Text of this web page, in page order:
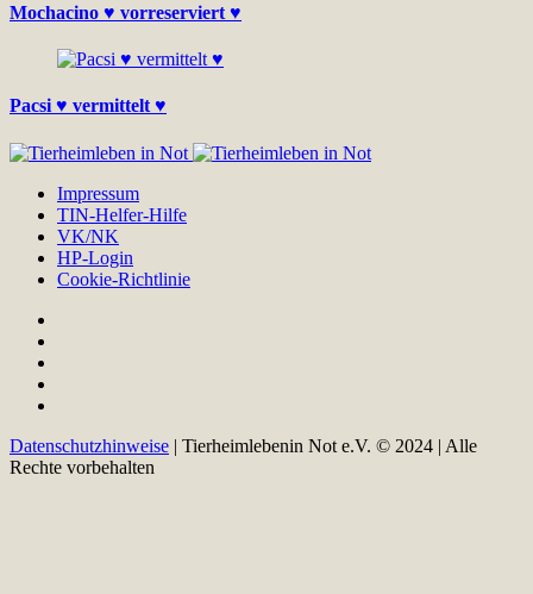
Mochacino ♥ vorreserviert ♥
Pacsi ♥ vermittelt ♥
Impressum
TIN-Helfer-Hilfe
VK/NK
HP-Login
Cookie-Richtlinie
Datenschutzhinweise | Tierheimlebenin Not e.V. © 2024 | Alle
Rechte vorbehalten